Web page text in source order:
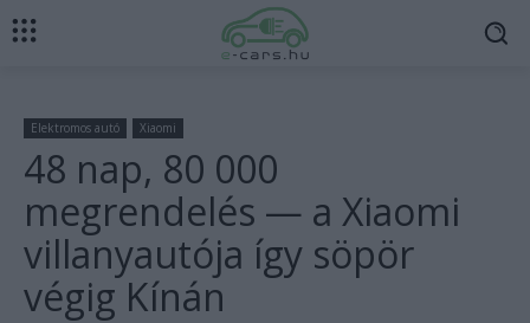
Elektromos autó Xiaomi
48 nap, 80 000
megrendelés — a Xiaomi
villanyautója így söpör
végig Kínán